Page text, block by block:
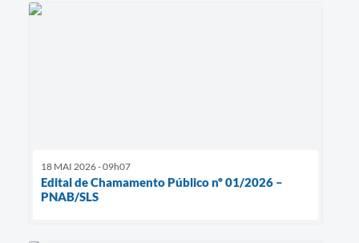
18 MAI 2026 - 09h07
Edital de Chamamento Público nº 01/2026 –
PNAB/SLS